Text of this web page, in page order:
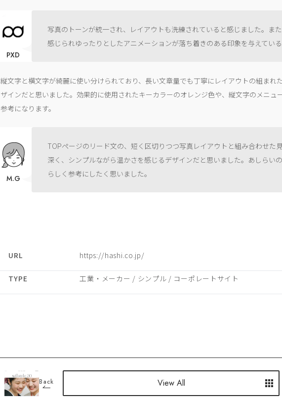
写真のトーンが統一され、レイアウトも洗練されていると感じました。ま
感じられゆったりとしたアニメーションが落ち着きのある印象を与えてい
PXD
縦文字と横文字が綺麗に使い分けられており、長い文章量でも丁寧にレイアウトの組まれ
ザインだと思いました。効果的に使用されたキーカラーのオレンジ色や、縦文字のメニュ
参考になります。
TOPページのリード文の、短く区切りつつ写真レイアウトと組み合わせた
深く、シンプルながら温かさを感じるデザインだと思いました。あしらい
らしく参考にしたく思いました。
M.G
URL https://hashi.co.jp/
TYPE 工業・メーカー / シンプル / コーポレートサイト
Back View All